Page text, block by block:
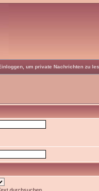
um private Nachrichten zu